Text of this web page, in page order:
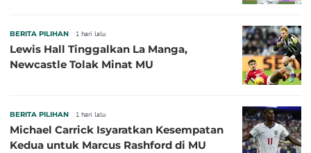
BERITA PILIHAN 1 hari lalu
Lewis Hall Tinggalkan La Manga,
Newcastle Tolak Minat MU
BERITA PILIHAN 1 hari lalu
Michael Carrick Isyaratkan Kesempatan
Kedua untuk Marcus Rashford di MU